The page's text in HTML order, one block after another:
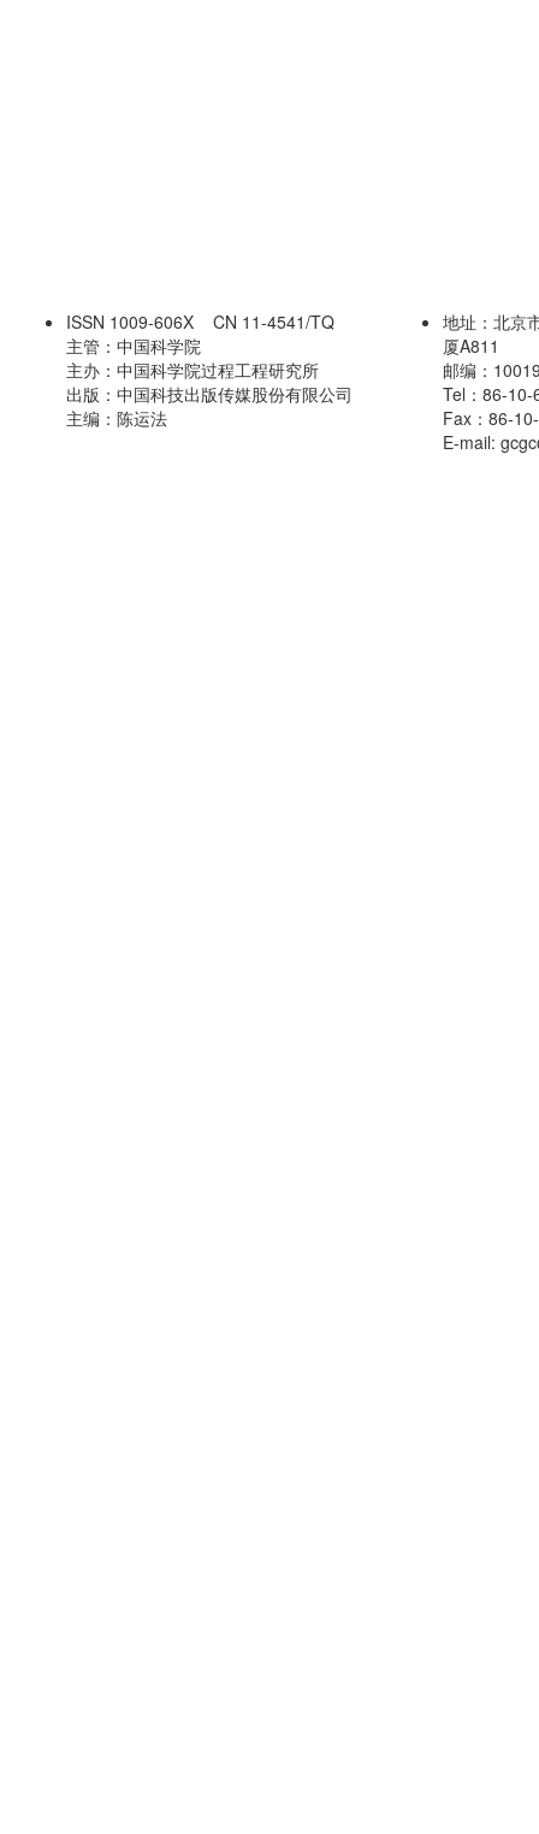
ISSN 1009-606X CN 11-4541/TQ
主管：中国科学院
主办：中国科学院过程工程研究所
出版：中国科技出版传媒股份有限公司
主编：陈运法
地址：北京
厦A811
邮编：
Tel：86-
Fax：86-
E-mail: